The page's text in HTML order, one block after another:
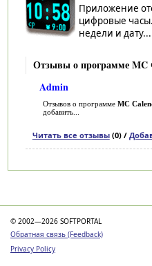
Приложение
цифровые
недели и дату...
Отзывы о программе MC
Admin
Отзывов о программе MC
добавить...
Читать все отзывы(0) /
© 2002—2026 SOFTPORTAL
Обратная связь (Feedback)
Privacy Policy